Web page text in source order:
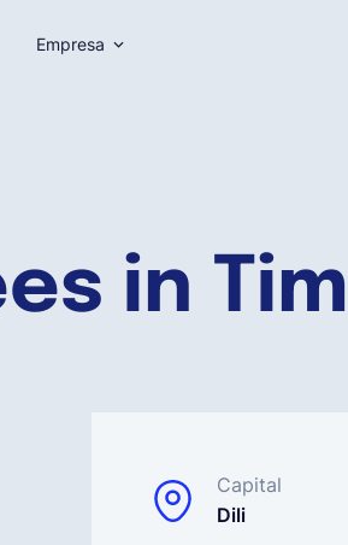
in
Capital
Dili
Empresa